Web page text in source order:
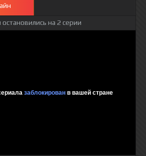
остановились на 2 серии